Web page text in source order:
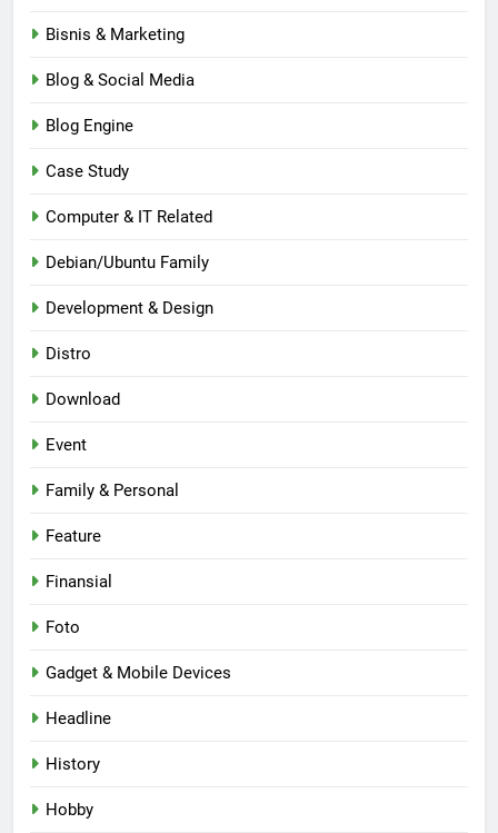
Bisnis & Marketing
Blog & Social Media
Blog Engine
Case Study
Computer & IT Related
Debian/Ubuntu Family
Development & Design
Distro
Download
Event
Family & Personal
Feature
Finansial
Foto
Gadget & Mobile Devices
Headline
History
Hobby